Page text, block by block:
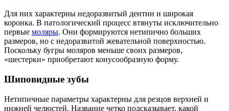
Для них характерны недоразвитый дентин и широкая
коронка. В патологический процесс втянуты исключительно
первые моляры. Они формируются нетипично больших
размеров, но с недоразвитой жевательной поверхностью.
Поскольку бугры моляров меньше своих размеров,
«шестерки» приобретают конусообразную форму.
Шиповидные зубы
Нетипичные параметры характерны для резцов верхней и
нижней челюстей. Название четко подсказывает, какой